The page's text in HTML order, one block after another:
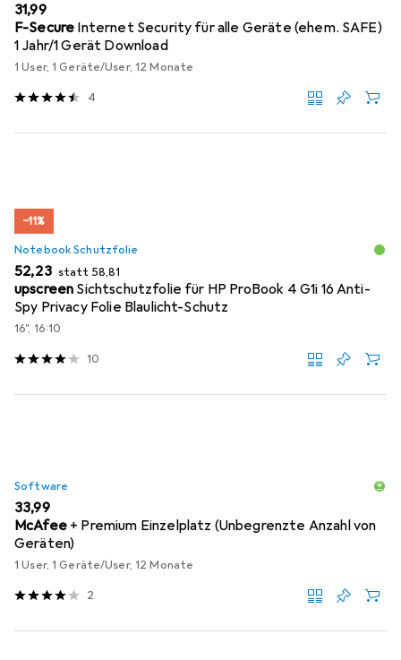
EUR
31,99
F-Secure Internet Security für alle Geräte (ehem. SAFE)
1 Jahr/1 Gerät Download
1 User, 1 Geräte/User, 12 Monate
4
−11%
Notebook Schutzfolie
EUR
52,23 statt EUR
58,81
upscreen Sichtschutzfolie für HP ProBook 4 G1i 16 Anti-
Spy Privacy Folie Blaulicht-Schutz
16", 16:10
10
Software
EUR
33,99
McAfee + Premium Einzelplatz (Unbegrenzte Anzahl von
Geräten)
1 User, 1 Geräte/User, 12 Monate
2